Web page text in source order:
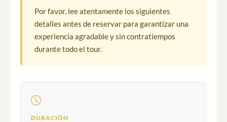
Por favor, lee atentamente los siguientes
detalles antes de reservar para garantizar una
experiencia agradable y sin contratiempos
durante todo el tour.
DURACIÓN